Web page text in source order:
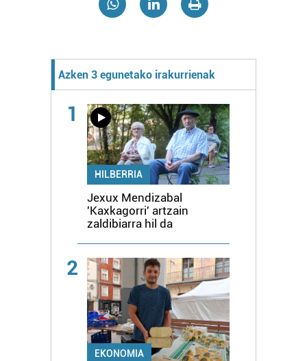
Azken 3 egunetako irakurrienak
1
HILBERRIA
Jexux Mendizabal
'Kaxkagorri' artzain
zaldibiarra hil da
2
EKONOMIA